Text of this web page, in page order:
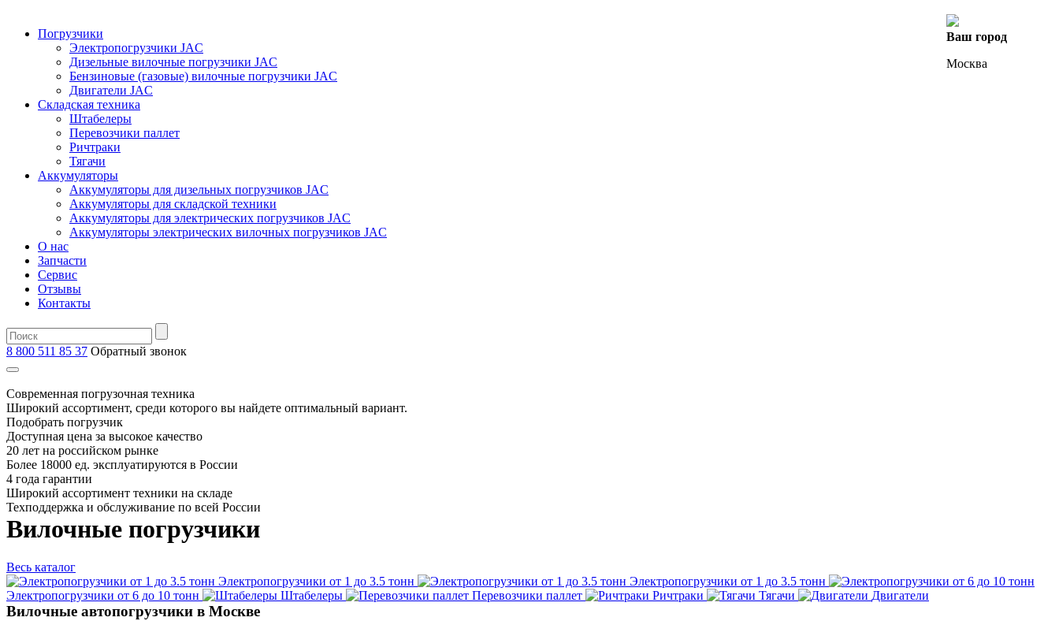
Погрузчики
Электропогрузчики JAC
Дизельные вилочные погрузчики JAC
Бензиновые (газовые) вилочные погрузчики JAC
Двигатели JAC
Складская техника
Штабелеры
Перевозчики паллет
Ричтраки
Тягачи
Аккумуляторы
Аккумуляторы для дизельных погрузчиков JAC
Аккумуляторы для складской техники
Аккумуляторы для электрических погрузчиков JAC
Аккумуляторы электрических вилочных погрузчиков JAC
О нас
Запчасти
Сервис
Отзывы
Контакты
Ваш город
Москва
8 800 511 85 37 Oбратный звонок
Современная погрузочная техника
Широкий ассортимент, среди которого вы найдете оптимальный вариант.
Подобрать погрузчик
Доступная цена за высокое качество
20 лет на российском рынке
Более 18000 ед. эксплуатируются в России
4 года гарантии
Широкий ассортимент техники на складе
Техподдержка и обслуживание по всей России
Вилочные погрузчики
Весь каталог
Электропогрузчики от 1 до 3.5 тонн
Электропогрузчики от 1 до 3.5 тонн
Электропогрузчики от 6 до 10 тонн
Штабелеры Перевозчики паллет Ричтраки Тягачи Двигатели
Вилочные автопогрузчики в Москве